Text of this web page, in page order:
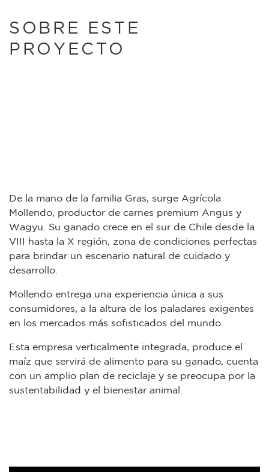
SOBRE ESTE
PROYECTO
De la mano de la familia Gras, surge Agrícola
Mollendo, productor de carnes premium Angus y
Wagyu. Su ganado crece en el sur de Chile desde la
VIII hasta la X región, zona de condiciones perfectas
para brindar un escenario natural de cuidado y
desarrollo.
Mollendo entrega una experiencia única a sus
consumidores, a la altura de los paladares exigentes
en los mercados más sofisticados del mundo.
Esta empresa verticalmente integrada, produce el
maíz que servirá de alimento para su ganado, cuenta
con un amplio plan de reciclaje y se preocupa por la
sustentabilidad y el bienestar animal.